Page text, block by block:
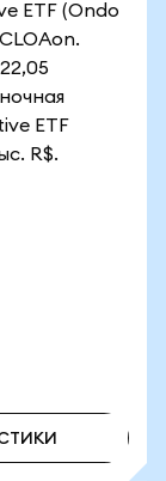
ETF (Ondo
ETF
R$.